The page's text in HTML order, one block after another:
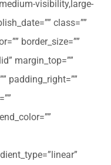
visibility,large-
class=””
border_size=””
margin_top=””
padding_right=””